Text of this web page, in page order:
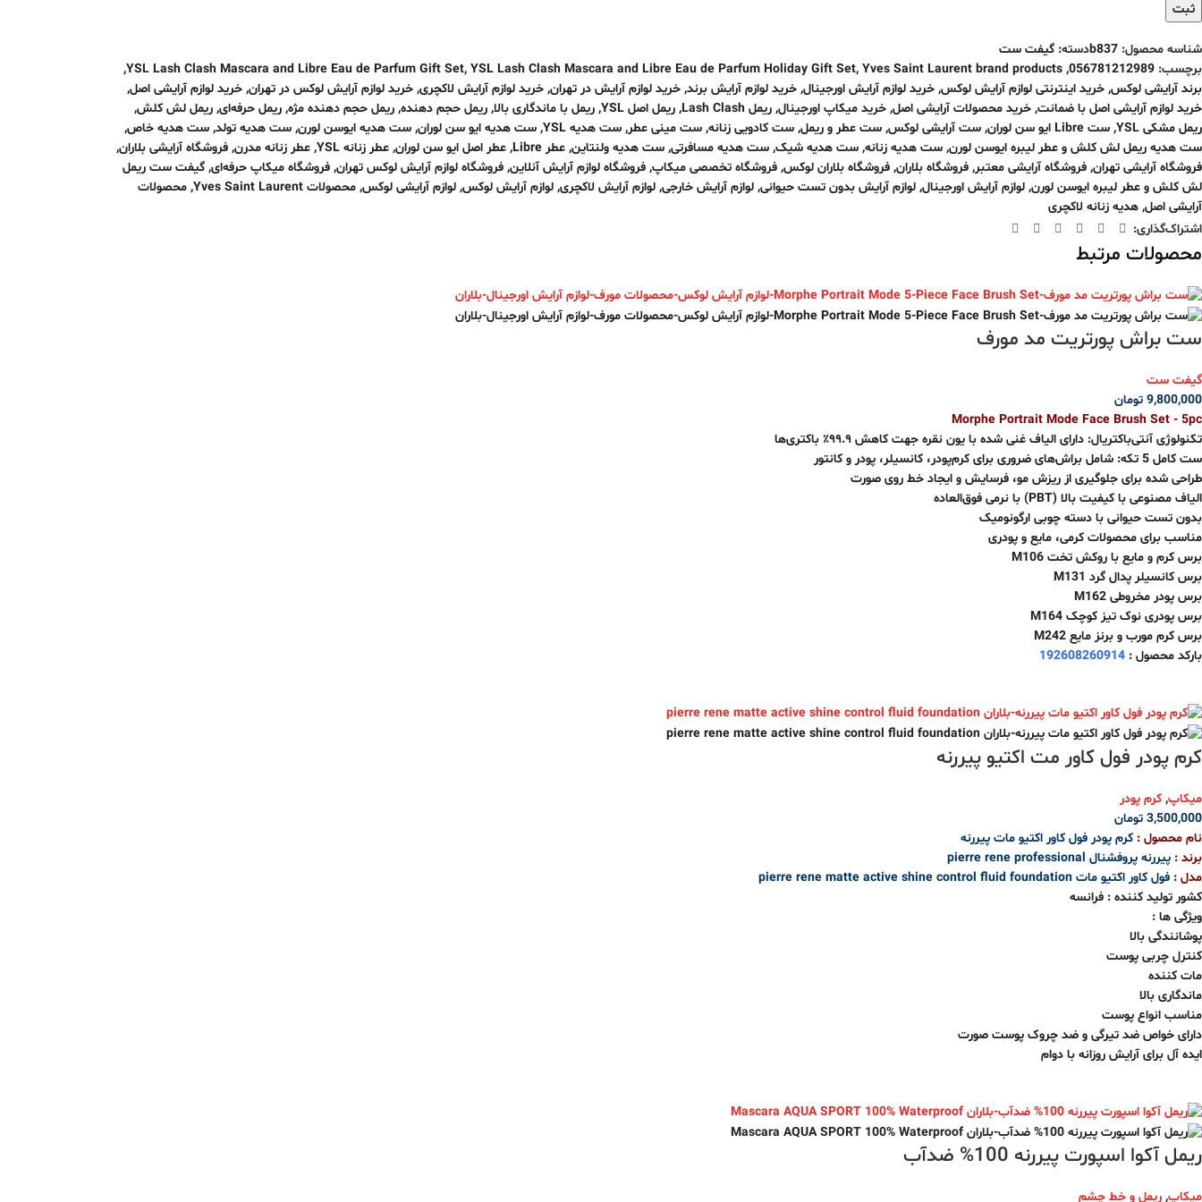
شناسه محصول: b837دسته: گیفت ست
برچسب: 056781212989
,
YSL Lash Clash Mascara and Libre Eau de Parfum Gift Set, YSL Lash Clash Mascara and Libre Eau de Parfum Holiday Gift Set, Yves Saint Laurent brand products
,
برند آرایشی لوکس, خرید اینترنتی لوازم آرایش لوکس, خرید لوازم آرایش اورجینال, خرید لوازم آرایش برند, خرید لوازم آرایش در تهران, خرید لوازم آرایش لاکچری, خرید لوازم آرایش لوکس در تهران, خرید لوازم آرایشی اصل,
خرید لوازم آرایشی اصل با ضمانت, خرید محصولات آرایشی اصل, خرید میکاپ اورجینال, ریمل Lash Clash , ریمل اصل YSL , ریمل با ماندگاری بالا, ریمل حجم دهنده, ریمل حجم دهنده مژه, ریمل حرفه‌ای, ریمل لش کلش,
ریمل مشکی YSL
, ست Libre ایو سن لوران , ست آرایشی لوکس, ست عطر و ریمل, ست کادویی زنانه, ست مینی عطر, ست هدیه YSL , ست هدیه ایو سن لوران, ست هدیه ایوسن لورن, ست هدیه تولد, ست هدیه خاص,
ست هدیه ریمل لش کلش و عطر لیبره ایوسن لورن, ست هدیه زنانه, ست هدیه شیک, ست هدیه مسافرتی, ست هدیه ولنتاین, عطر Libre , عطر اصل ایو سن لوران, عطر زنانه YSL , عطر زنانه مدرن, فروشگاه آرایشی بلاران,
فروشگاه آرایشی تهران, فروشگاه آرایشی معتبر, فروشگاه بلاران, فروشگاه بلاران لوکس, فروشگاه تخصصی میکاپ, فروشگاه لوازم آرایش آنلاین, فروشگاه لوازم آرایش لوکس تهران, فروشگاه میکاپ حرفه‌ای, گیفت ست ریمل
لش کلش و عطر لیبره ایوسن لورن, لوازم آرایش اورجینال, لوازم آرایش بدون تست حیوانی, لوازم آرایش خارجی, لوازم آرایش لاکچری, لوازم آرایش لوکس, لوازم آرایشی لوکس, محصولات Yves Saint Laurent , محصولات
آرایشی اصل, هدیه زنانه لاکچری
اشتراک‌گذاری:
محصولات مرتبط
ست براش پورتریت مد مورف
گیفت ست
9,800,000 تومان
Morphe Portrait Mode Face Brush Set - 5pc
تکنولوژی آنتی‌باکتریال: دارای الیاف غنی شده با یون نقره جهت کاهش ۹۹.۹٪ باکتری‌ها
ست کامل 5 تکه: شامل براش‌های ضروری برای کرم‌پودر، کانسیلر، پودر و کانتور
طراحی شده برای جلوگیری از ریزش مو، فرسایش و ایجاد خط روی صورت
الیاف مصنوعی با کیفیت بالا (PBT) با نرمی فوق‌العاده
بدون تست حیوانی با دسته چوبی ارگونومیک
مناسب برای محصولات کرمی، مایع و پودری
برس کرم و مایع با روکش تخت M106
برس کانسیلر پدال گرد M131
برس پودر مخروطی M162
برس پودری نوک تیز کوچک M164
برس کرم مورب و برنز مایع M242
بارکد محصول : 192608260914
کرم پودر فول کاور مت اکتیو پیررنه
میکاپ, کرم پودر
3,500,000 تومان
نام محصول : کرم پودر فول کاور اکتیو مات پیررنه
برند : پیررنه پروفشنال pierre rene professional
مدل : فول کاور اکتیو مات pierre rene matte active shine control fluid foundation
کشور تولید کننده : فرانسه
ویژگی ها :
پوشانندگی بالا
کنترل چربی پوست
مات کننده
ماندگاری بالا
مناسب انواع پوست
دارای خواص ضد تیرگی و ضد چروک پوست صورت
ایده آل برای آرایش روزانه با دوام
ریمل آکوا اسپورت پیررنه 100% ضدآب
میکاپ, ریمل و خط چشم